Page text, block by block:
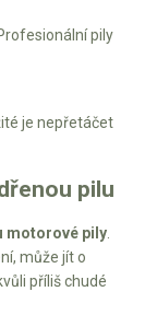
pily
je nepřetáčet
pilu
motorové pily
může jít o
příliš chudé